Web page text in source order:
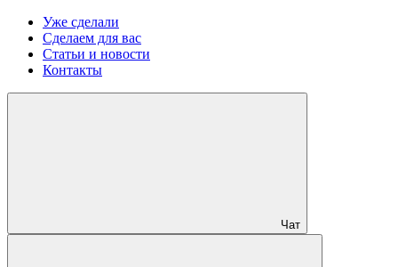
Уже сделали
Сделаем для вас
Статьи и новости
Контакты
Чат